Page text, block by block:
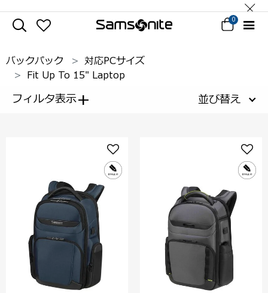
0
バックパック
対応PCサイズ
Fit Up To 15" Laptop
フィルタ表示+ 並び替え